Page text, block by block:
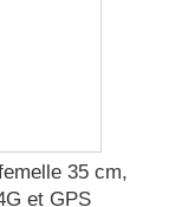
35 cm,
et GPS